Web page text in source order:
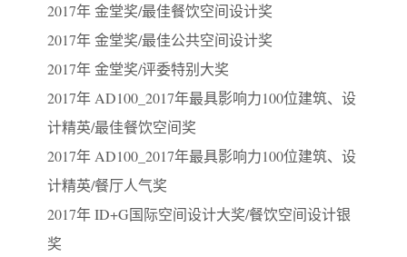
2017年 金堂奖/最佳餐饮空间设计奖
2017年 金堂奖/最佳公共空间设计奖
2017年 金堂奖/评委特别大奖
2017年 AD100_2017年最具影响力100位建筑、设
计精英/最佳餐饮空间奖
2017年 AD100_2017年最具影响力100位建筑、设
计精英/餐厅人气奖
2017年 ID+G国际空间设计大奖/餐饮空间设计银
奖